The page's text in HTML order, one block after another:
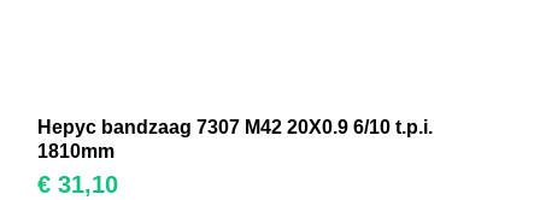
Hepyc bandzaag 7307 M42 20X0.9 6/10 t.p.i.
1810mm
€ 31,10